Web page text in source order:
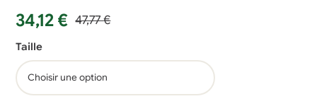
47,77€
Le
prix
initial
était :
47,77 €.
34,12 €
Le
prix
actuel
est :
34,12 €.
Taille